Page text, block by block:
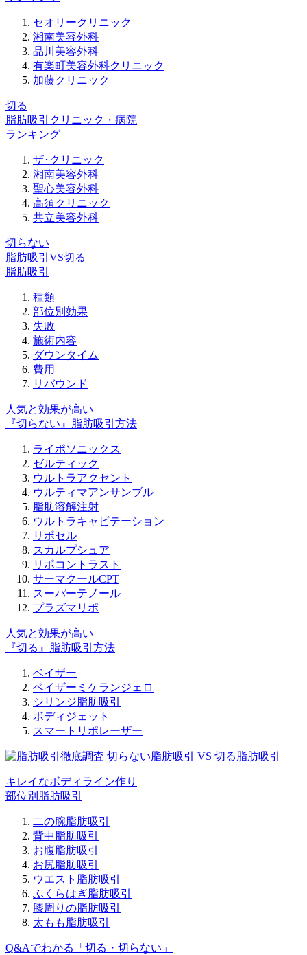
セオリークリニック
湘南美容外科
品川美容外科
有楽町美容外科クリニック
加藤クリニック
切る
脂肪吸引クリニック・病院
ランキング
ザ･クリニック
湘南美容外科
聖心美容外科
高須クリニック
共立美容外科
切らない
脂肪吸引 VS切る
脂肪吸引
種類
部位別効果
失敗
施術内容
ダウンタイム
費用
リバウンド
人気と効果が高い
『切らない』脂肪吸引方法
ライポソニックス
ゼルティック
ウルトラアクセント
ウルティマアンサンブル
脂肪溶解注射
ウルトラキャビテーション
リポセル
スカルプシュア
リポコントラスト
サーマクールCPT
スーパーテノール
プラズマリポ
人気と効果が高い
『切る』脂肪吸引方法
ベイザー
ベイザーミケランジェロ
シリンジ脂肪吸引
ボディジェット
スマートリポレーザー
キレイなボディライン作り
部位別脂肪吸引
二の腕脂肪吸引
背中脂肪吸引
お腹脂肪吸引
お尻脂肪吸引
ウエスト脂肪吸引
ふくらはぎ脂肪吸引
膝周りの脂肪吸引
太もも脂肪吸引
Q&Aでわかる「切る・切らない」